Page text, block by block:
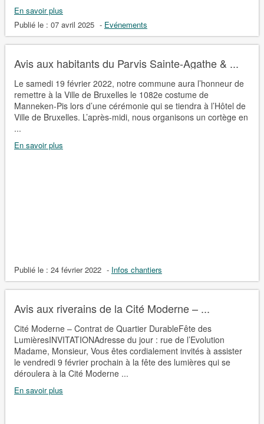
En savoir plus
Publié le : 07 avril 2025 - Evénements
Avis aux habitants du Parvis Sainte-Agathe & ...
Le samedi 19 février 2022, notre commune aura l’honneur de
remettre à la Ville de Bruxelles le 1082e costume de
Manneken-Pis lors d’une cérémonie qui se tiendra à l’Hôtel de
Ville de Bruxelles. L’après-midi, nous organisons un cortège en
...
En savoir plus
Publié le : 24 février 2022 - Infos chantiers
Avis aux riverains de la Cité Moderne – ...
Cité Moderne – Contrat de Quartier DurableFête des
LumièresINVITATIONAdresse du jour : rue de l’Evolution
Madame, Monsieur, Vous êtes cordialement invités à assister
le vendredi 9 février prochain à la fête des lumières qui se
déroulera à la Cité Moderne ...
En savoir plus